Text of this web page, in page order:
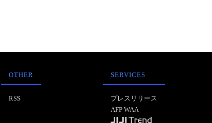
OTHER
RSS
SERVICES
プレスリリース
AFP WAA